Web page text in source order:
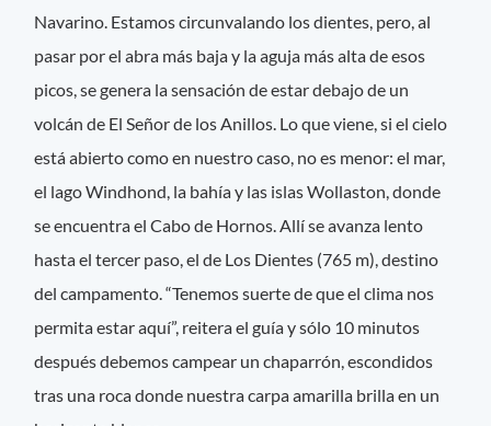
Navarino. Estamos circunvalando los dientes, pero, al
pasar por el abra más baja y la aguja más alta de esos
picos, se genera la sensación de estar debajo de un
volcán de El Señor de los Anillos. Lo que viene, si el cielo
está abierto como en nuestro caso, no es menor: el mar,
el lago Windhond, la bahía y las islas Wollaston, donde
se encuentra el Cabo de Hornos. Allí se avanza lento
hasta el tercer paso, el de Los Dientes (765 m), destino
del campamento. “Tenemos suerte de que el clima nos
permita estar aquí”, reitera el guía y sólo 10 minutos
después debemos campear un chaparrón, escondidos
tras una roca donde nuestra carpa amarilla brilla en un